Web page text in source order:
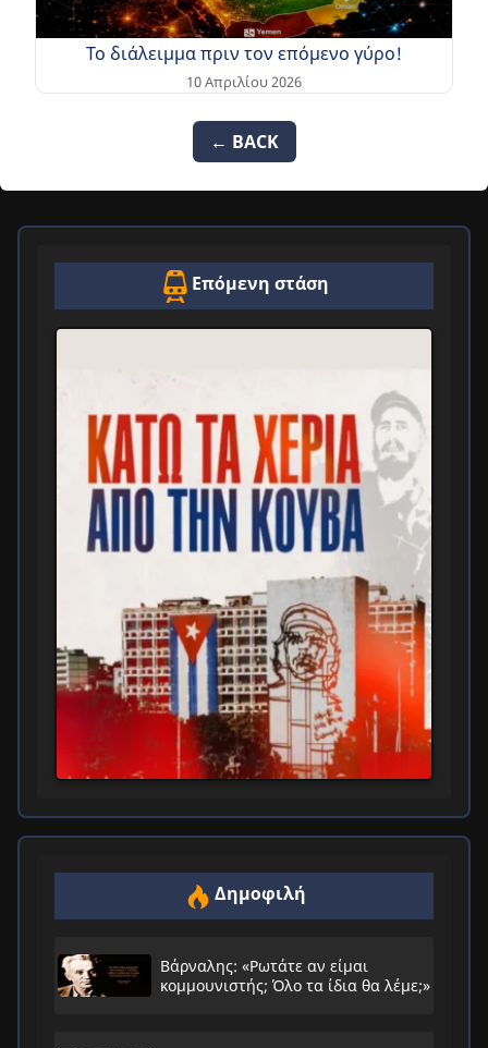
Το διάλειμμα πριν τον επόμενο γύρο!
10 Απριλίου 2026
← BACK
Επόμενη στάση
Δημοφιλή
Βάρναλης: «Ρωτάτε αν είμαι
κομμουνιστής; Όλο τα ίδια θα λέμε;»